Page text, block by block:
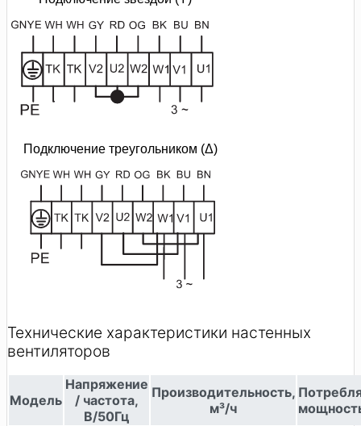
Технические характеристики настенных
вентиляторов
Модель
Напряжение
/ частота,
В/50Гц
Производительность,
м³/ч